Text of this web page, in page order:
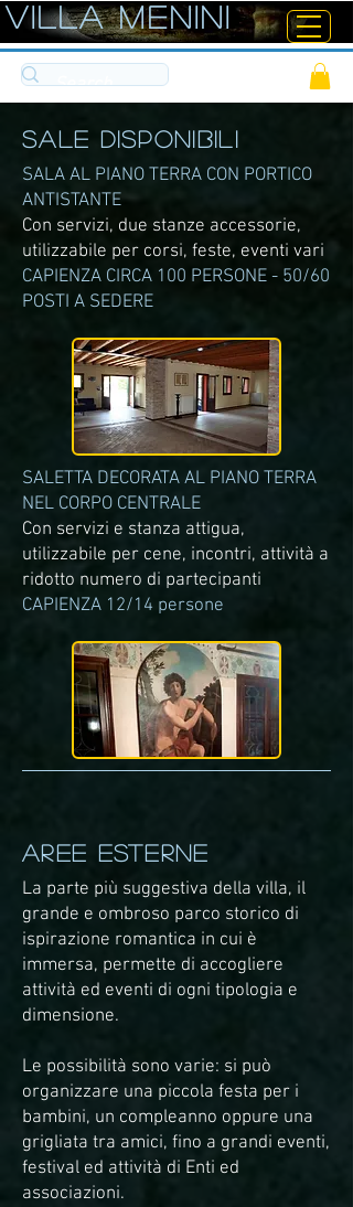
ViLLA MENINI
sale DISPONIBILI
SALA AL PIANO TERRA CON PORTICO
ANTISTANTE
Con servizi, due stanze accessorie,
utilizzabile per corsi, feste, eventi vari
CAPIENZA CIRCA 100 PERSONE - 50/60
POSTI A SEDERE
SALETTA DECORATA AL PIANO TERRA
NEL CORPO CENTRALE
Con servizi e stanza attigua,
utilizzabile per cene, incontri, attività a
ridotto numero di partecipanti
CAPIENZA 12/14 persone
AREE ESTERNE
La parte più suggestiva della villa, il
grande e ombroso parco storico di
ispirazione romantica in cui è
immersa, permette di accogliere
attività ed eventi di ogni tipologia e
dimensione.
Le possibilità sono varie: si può
organizzare una piccola festa per i
bambini, un compleanno oppure una
grigliata tra amici, fino a grandi eventi,
festival ed attività di Enti ed
associazioni.